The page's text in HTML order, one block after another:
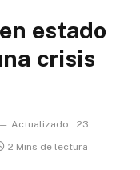
estado
crisis
Actualizado: 23
2 Mins de lectura